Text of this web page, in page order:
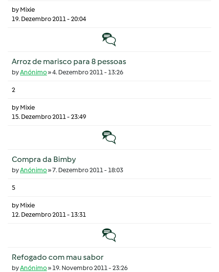
by Mixie
19. Dezembro 2011 - 20:04
Tópico normal
Arroz de marisco para 8 pessoas
byAnónimo»4. Dezembro 2011 - 13:26
2
by Mixie
15. Dezembro 2011 - 23:49
Tópico normal
Compra da Bimby
byAnónimo»7. Dezembro 2011 - 18:03
5
by Mixie
12. Dezembro 2011 - 13:31
Tópico normal
Refogado com mau sabor
byAnónimo»19. Novembro 2011 - 23:26